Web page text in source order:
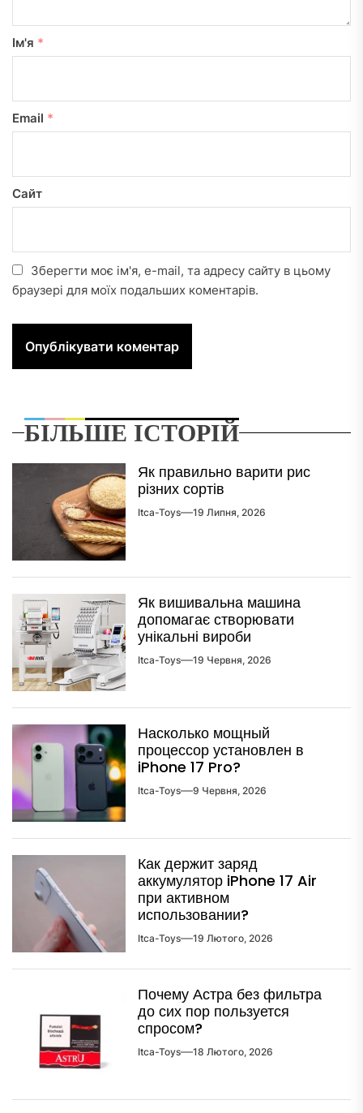
Ім'я *
Email *
Сайт
Зберегти моє ім'я, e-mail, та адресу сайту в цьому
браузері для моїх подальших коментарів.
БІЛЬШЕ ІСТОРІЙ
Як правильно варити рис
різних сортів
Itca-Toys 19 Липня, 2026
Як вишивальна машина
допомагає створювати
унікальні вироби
Itca-Toys 19 Червня, 2026
Насколько мощный
процессор установлен в
iPhone 17 Pro?
Itca-Toys 9 Червня, 2026
Как держит заряд
аккумулятор iPhone 17 Air
при активном
использовании?
Itca-Toys 19 Лютого, 2026
Почему Астра без фильтра
до сих пор пользуется
спросом?
Itca-Toys 18 Лютого, 2026